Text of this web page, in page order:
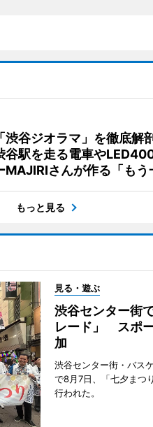
渋谷ジオラマ」を徹底
谷駅を走る電車や
MAJIRIさんが作る「もう
もっと見る
見る・遊ぶ
渋谷センター街
レード」 スポ
加
渋谷センター街・バス
で8月7日、「七夕まつ
行われた。